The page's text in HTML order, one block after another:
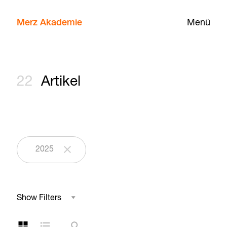
Menü
Merz Akademie
22 Artikel
2025
Show Filters